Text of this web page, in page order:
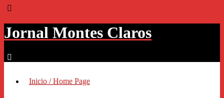
Jornal Montes Claros
Inicio / Home Page